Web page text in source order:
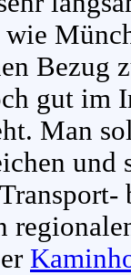
wie
Bezug
gut im
Man
und